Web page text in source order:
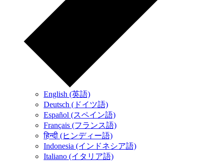
English (英語)
Deutsch (ドイツ語)
Español (スペイン語)
Français (フランス語)
हिन्दी (ヒンディー語)
Indonesia (インドネシア語)
Italiano (イタリア語)